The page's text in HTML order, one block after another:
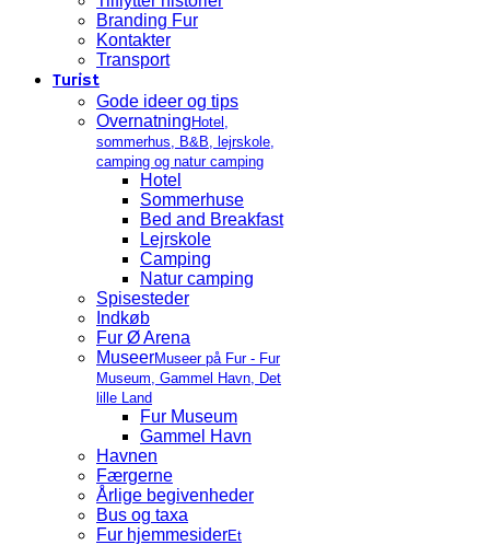
Branding Fur
Kontakter
Transport
Turist
Gode ideer og tips
Overnatning Hotel,
sommerhus, B&B, lejrskole,
camping og natur camping
Hotel
Sommerhuse
Bed and Breakfast
Lejrskole
Camping
Natur camping
Spisesteder
Indkøb
Fur Ø Arena
MuseerMuseer på Fur - Fur
Museum, Gammel Havn, Det
lille Land
Fur Museum
Gammel Havn
Havnen
Færgerne
Årlige begivenheder
Bus og taxa
Fur hjemmesiderEt